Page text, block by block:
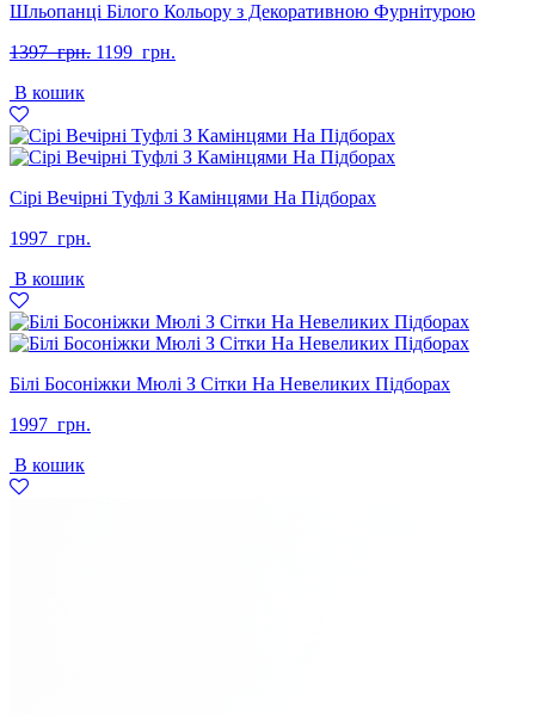
Шльопанці Білого Кольору з Декоративною Фурнітурою
1397 грн. Оригінальна
1199 грн.
В кошик
Сірі Вечірні Туфлі З Камінцями На Підборах
1997 грн.
В кошик
Білі Босоніжки Мюлі З Сітки На Невеликих Підборах
1997 грн.
В кошик